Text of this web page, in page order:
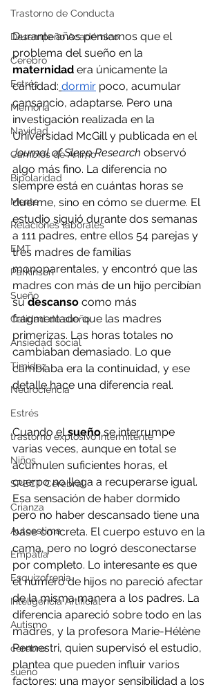
Trastorno de Conducta
Desempeño Académico
Cerebro
Estrés
Memoria
Navidad
Cambios de Ánimo
Bipolaridad
Mente
Relaciones laborales
EMT
Parkinson
Sueño
Calidad de sueño
Ansiedad social
Timidez
Neurociencia
Estrés
trastorno explosivo intermitente
Niños
SPECT Cerebral
Crianza
Autoestima
Empatía
Esquizofrenia
Inteligencia Artificial
Autismo
cerebro
sueño
Durante años pensamos que el
problema del sueño en la
maternidad era únicamente la
cantidad: dormir poco, acumular
cansancio, adaptarse. Pero una
investigación realizada en la
Universidad McGill y publicada en el
Journal of Sleep Research observó
algo más fino. La diferencia no
siempre está en cuántas horas se
duerme, sino en cómo se duerme. El
estudio siguió durante dos semanas
a 111 padres, entre ellos 54 parejas y
tres madres de familias
monoparentales, y encontró que las
madres con más de un hijo percibían
su descanso como más
fragmentado que las madres
primerizas. Las horas totales no
cambiaban demasiado. Lo que
cambiaba era la continuidad, y ese
detalle hace una diferencia real.
Cuando el sueño se interrumpe
varias veces, aunque en total se
acumulen suficientes horas, el
cuerpo no llega a recuperarse igual.
Esa sensación de haber dormido
pero no haber descansado tiene una
base concreta. El cuerpo estuvo en la
cama, pero no logró desconectarse
por completo. Lo interesante es que
el número de hijos no pareció afectar
de la misma manera a los padres. La
diferencia apareció sobre todo en las
madres, y la profesora Marie-Hélène
Pennestri, quien supervisó el estudio,
plantea que pueden influir varios
factores: una mayor sensibilidad a los